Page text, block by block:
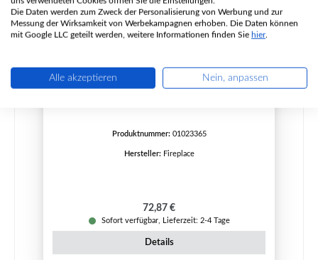
Fireplace Lyon Zugumlenkung unten
Produktnummer: 01023365
Hersteller: Fireplace
Regulärer Preis:
72,87 €
Sofort verfügbar, Lieferzeit: 2-4 Tage
Details
Die Daten werden zum Zweck der Personalisierung von Werbung und zur
Messung der Wirksamkeit von Werbekampagnen erhoben. Die Daten können
mit Google LLC geteilt werden, weitere Informationen finden Sie hier.
Alle akzeptieren Nein, anpassen